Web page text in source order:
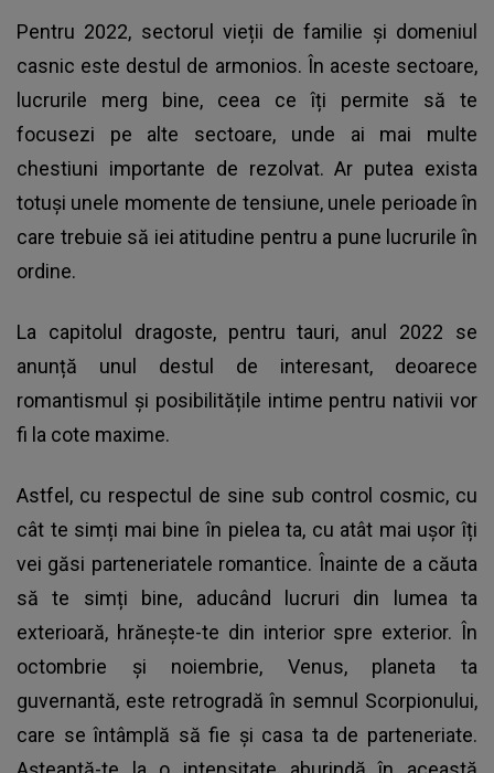
Pentru 2022, sectorul vieții de familie și domeniul
casnic este destul de armonios. În aceste sectoare,
lucrurile merg bine, ceea ce îți permite să te
focusezi pe alte sectoare, unde ai mai multe
chestiuni importante de rezolvat. Ar putea exista
totuși unele momente de tensiune, unele perioade în
care trebuie să iei atitudine pentru a pune lucrurile în
ordine.
La capitolul dragoste, pentru tauri, anul 2022 se
anunță unul destul de interesant, deoarece
romantismul și posibilitățile intime pentru nativii vor
fi la cote maxime.
Astfel, cu respectul de sine sub control cosmic, cu
cât te simți mai bine în pielea ta, cu atât mai ușor îți
vei găsi parteneriatele romantice. Înainte de a căuta
să te simți bine, aducând lucruri din lumea ta
exterioară, hrănește-te din interior spre exterior. În
octombrie și noiembrie, Venus, planeta ta
guvernantă, este retrogradă în semnul Scorpionului,
care se întâmplă să fie și casa ta de parteneriate.